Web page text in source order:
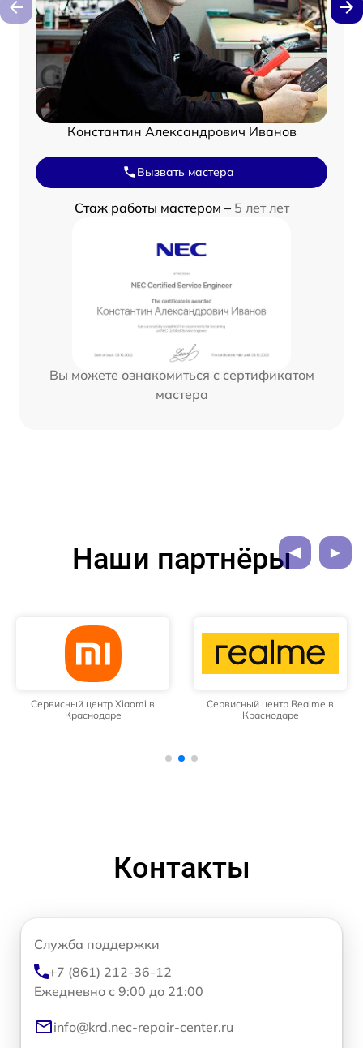
Константин Александрович Иванов
Вызвать мастера
Стаж работы мастером – 5 лет лет
Вы можете ознакомиться с сертификатом
мастера
Наши партнёры
Сервисный центр Xiaomi в
Краснодаре
Сервисный центр Realme в
Краснодаре
Контакты
Служба поддержки
+7 (861) 212-36-12
Ежедневно с 9:00 до 21:00
info@krd.nec-repair-center.ru